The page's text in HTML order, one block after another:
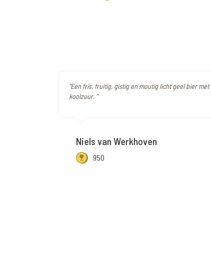
"Een fris, fruitig, gistig en moutig licht geel bier
koolzuur. "
Niels van Werkhoven
950